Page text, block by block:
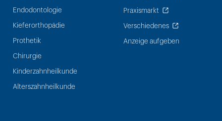
Endodontologie
Kieferorthopädie
Prothetik
Chirurgie
Kinderzahnheilkunde
Alterszahnheilkunde
Praxismarkt
Verschiedenes
Anzeige aufgeben